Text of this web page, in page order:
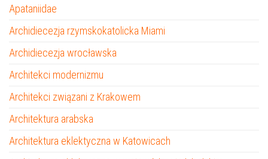
Apataniidae
Archidiecezja rzymskokatolicka Miami
Archidiecezja wrocławska
Architekci modernizmu
Architekci związani z Krakowem
Architektura arabska
Architektura eklektyczna w Katowicach